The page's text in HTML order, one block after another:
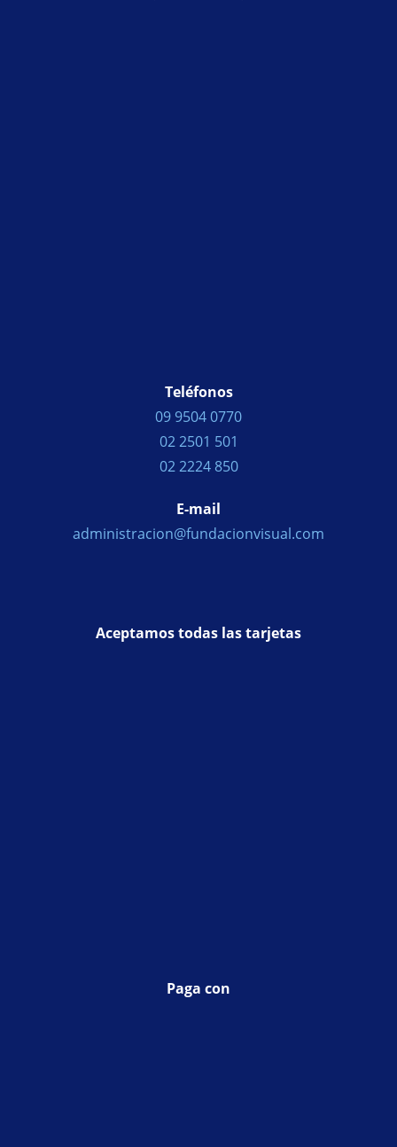
Teléfonos
09 9504 0770
02 2501 501
02 2224 850
E-mail
administracion@fundacionvisual.com
Aceptamos todas las tarjetas
Paga con